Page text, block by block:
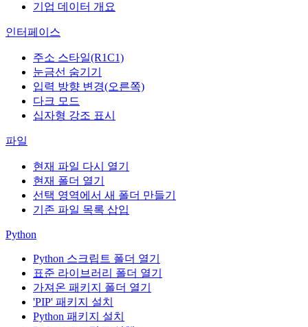
기업 데이터 개요
인터페이스
주소 스타일(R1C1)
눈금선 숨기기
입력 방향 변경(오른쪽)
다크 모드
십자형 강조 표시
파일
현재 파일 다시 열기
현재 폴더 열기
선택 영역에서 새 폴더 만들기
기존 파일 목록 삽입
Python
Python 스크립트 폴더 열기
표준 라이브러리 폴더 열기
가져온 패키지 폴더 열기
'PIP' 패키지 설치
Python 패키지 설치